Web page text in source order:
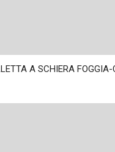
A SCHIERA FOGGIA-